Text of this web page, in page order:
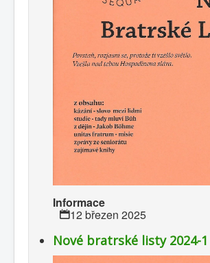
Informace
12 březen 2025
Nové bratrské listy 2024-1